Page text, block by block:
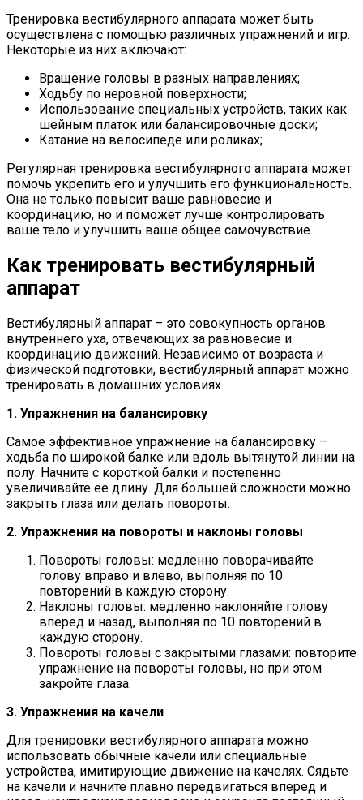
Тренировка вестибулярного аппарата может быть
осуществлена с помощью различных упражнений и игр.
Некоторые из них включают:
Вращение головы в разных направлениях;
Ходьбу по неровной поверхности;
Использование специальных устройств, таких как
шейным платок или балансировочные доски;
Катание на велосипеде или роликах;
Регулярная тренировка вестибулярного аппарата может
помочь укрепить его и улучшить его функциональность.
Она не только повысит ваше равновесие и
координацию, но и поможет лучше контролировать
ваше тело и улучшить ваше общее самочувствие.
Как тренировать вестибулярный
аппарат
Вестибулярный аппарат – это совокупность органов
внутреннего уха, отвечающих за равновесие и
координацию движений. Независимо от возраста и
физической подготовки, вестибулярный аппарат можно
тренировать в домашних условиях.
1. Упражнения на балансировку
Самое эффективное упражнение на балансировку –
ходьба по широкой балке или вдоль вытянутой линии на
полу. Начните с короткой балки и постепенно
увеличивайте ее длину. Для большей сложности можно
закрыть глаза или делать повороты.
2. Упражнения на повороты и наклоны головы
Повороты головы: медленно поворачивайте
голову вправо и влево, выполняя по 10
повторений в каждую сторону.
Наклоны головы: медленно наклоняйте голову
вперед и назад, выполняя по 10 повторений в
каждую сторону.
Повороты головы с закрытыми глазами: повторите
упражнение на повороты головы, но при этом
закройте глаза.
3. Упражнения на качели
Для тренировки вестибулярного аппарата можно
использовать обычные качели или специальные
устройства, имитирующие движение на качелях. Сядьте
на качели и начните плавно передвигаться вперед и